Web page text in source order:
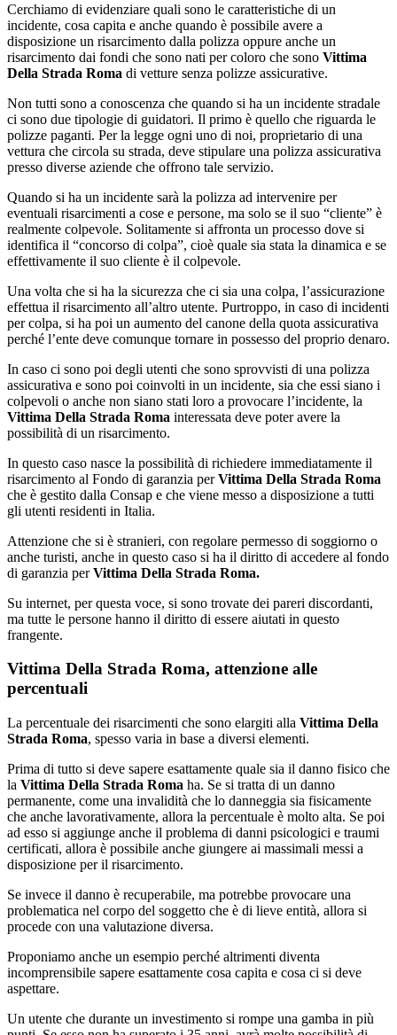
Cerchiamo di evidenziare quali sono le caratteristiche di un
incidente, cosa capita e anche quando è possibile avere a
disposizione un risarcimento dalla polizza oppure anche un
risarcimento dai fondi che sono nati per coloro che sono Vittima
Della Strada Roma di vetture senza polizze assicurative.
Non tutti sono a conoscenza che quando si ha un incidente stradale
ci sono due tipologie di guidatori. Il primo è quello che riguarda le
polizze paganti. Per la legge ogni uno di noi, proprietario di una
vettura che circola su strada, deve stipulare una polizza assicurativa
presso diverse aziende che offrono tale servizio.
Quando si ha un incidente sarà la polizza ad intervenire per
eventuali risarcimenti a cose e persone, ma solo se il suo “cliente” è
realmente colpevole. Solitamente si affronta un processo dove si
identifica il “concorso di colpa”, cioè quale sia stata la dinamica e se
effettivamente il suo cliente è il colpevole.
Una volta che si ha la sicurezza che ci sia una colpa, l’assicurazione
effettua il risarcimento all’altro utente. Purtroppo, in caso di incidenti
per colpa, si ha poi un aumento del canone della quota assicurativa
perché l’ente deve comunque tornare in possesso del proprio denaro.
In caso ci sono poi degli utenti che sono sprovvisti di una polizza
assicurativa e sono poi coinvolti in un incidente, sia che essi siano i
colpevoli o anche non siano stati loro a provocare l’incidente, la
Vittima Della Strada Roma interessata deve poter avere la
possibilità di un risarcimento.
In questo caso nasce la possibilità di richiedere immediatamente il
risarcimento al Fondo di garanzia perVittima Della Strada Roma
che è gestito dalla Consap e che viene messo a disposizione a tutti
gli utenti residenti in Italia.
Attenzione che si è stranieri, con regolare permesso di soggiorno o
anche turisti, anche in questo caso si ha il diritto di accedere al fondo
di garanzia perVittima Della Strada Roma.
Su internet, per questa voce, si sono trovate dei pareri discordanti,
ma tutte le persone hanno il diritto di essere aiutati in questo
frangente.
Vittima Della Strada Roma, attenzione alle
percentuali
La percentuale dei risarcimenti che sono elargiti alla Vittima Della
Strada Roma, spesso varia in base a diversi elementi.
Prima di tutto si deve sapere esattamente quale sia il danno fisico che
la Vittima Della Strada Roma ha. Se si tratta di un danno
permanente, come una invalidità che lo danneggia sia fisicamente
che anche lavorativamente, allora la percentuale è molto alta. Se poi
ad esso si aggiunge anche il problema di danni psicologici e traumi
certificati, allora è possibile anche giungere ai massimali messi a
disposizione per il risarcimento.
Se invece il danno è recuperabile, ma potrebbe provocare una
problematica nel corpo del soggetto che è di lieve entità, allora si
procede con una valutazione diversa.
Proponiamo anche un esempio perché altrimenti diventa
incomprensibile sapere esattamente cosa capita e cosa ci si deve
aspettare.
Un utente che durante un investimento si rompe una gamba in più